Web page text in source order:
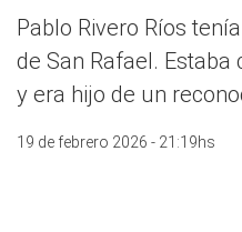
Pablo Rivero Ríos
de San Rafael.
y era hijo de un
19 de febrero 2026 - 21:19hs